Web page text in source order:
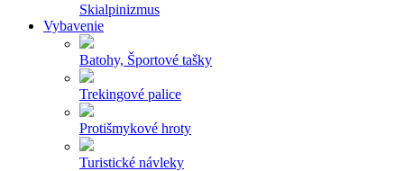
Skialpinizmus
Vybavenie
Batohy, Športové tašky
Trekingové palice
Protišmykové hroty
Turistické návleky